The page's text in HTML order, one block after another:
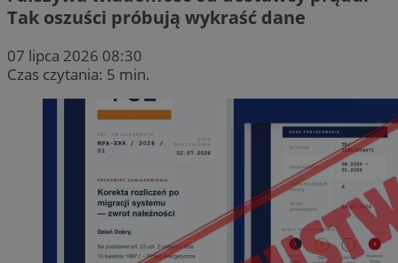
Tak oszuści próbują wykraść dane
07 lipca 2026 08:30
Czas czytania: 5 min.